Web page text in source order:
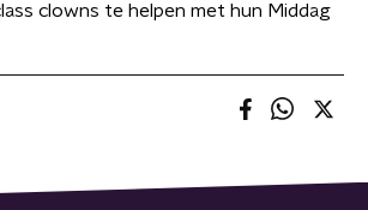
clowns te helpen met hun Middag